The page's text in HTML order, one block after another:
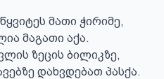
მათი ჭირიმე,
მაგათი აქა.
ზეცის ბილიკზე,
დახვდებათ პასქა.